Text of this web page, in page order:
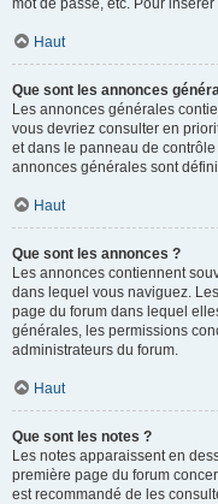
mot de passe, etc. Pour
Haut
Que sont les annonces
Les annonces générales
vous devriez consulter en
et dans le panneau de
annonces générales sont
Haut
Que sont les annonces ?
Les annonces contiennent
dans lequel vous naviguez.
page du forum dans lequel
générales, les permissions
administrateurs du forum.
Haut
Que sont les notes ?
Les notes apparaissent en
première page du forum
est recommandé de les